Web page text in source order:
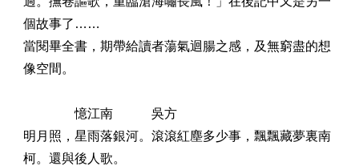
個故事了……
當閱畢全書，期帶給讀者蕩氣迴腸之感，及無窮盡的想
像空間。
憶江南 吳方
明月照，星雨落銀河。滾滾紅塵多少事，飄飄藏夢裏南
柯。還與後人歌。